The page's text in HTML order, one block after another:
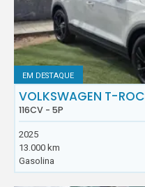
EM DESTAQUE
VOLKSWAGEN T-ROC
116CV - 5P
2025
13.000 km
Gasolina